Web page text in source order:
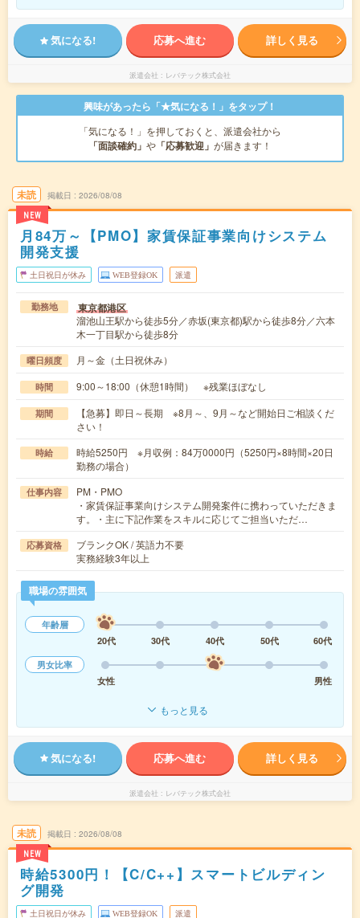
気になる! 応募へ進む 詳しく見る
派遣会社 レバテック株式会社
興味があったら「★気になる！」をタップ！
「気になる！」を押しておくと、派遣会社から
「面談確約」 や 「応募歓迎」 が届きます！
未読
NEW
掲載日 2026/08/08
月84万～【PMO】家賃保証事業向けシステム
開発支援
土日祝日が休み WEB登録OK 派遣
勤務地 東京都港区
溜池山王駅から徒歩5分／赤坂(東京都)駅から徒歩8分／六本
木一丁目駅から徒歩8分
曜日頻度 月～金（土日祝休み）
時間 9:00～18:00（休憩1時間） ※残業ほぼなし
期間
【急募】即日～長期 ※8月～、9月～など開始日ご相談くだ
さい！
時給
時給5250円 ※月収例：84万0000円（5250円×8時間×20日
勤務の場合）
仕事内容
PM・PMO
・家賃保証事業向けシステム開発案件に携わっていただきま
す。・主に下記作業をスキルに応じてご担当いただ…
応募資格
ブランクOK / 英語力不要
実務経験3年以上
職場の雰囲気
年齢層
20代
30代 40代 50代
60代
男女比率
女性
男性
もっと見る
気になる! 応募へ進む 詳しく見る
派遣会社 レバテック株式会社
未読
NEW
掲載日 2026/08/08
時給5300円！【C/C++】スマートビルディン
グ開発
土日祝日が休み WEB登録OK 派遣